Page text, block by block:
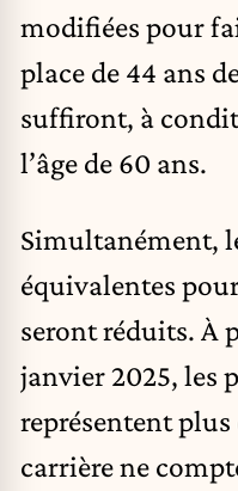
modifiées pour
place de 44 ans
suffiront, à
l’âge de 60 ans.
Simultanément,
équivalentes
seront réduits. À
janvier 2025, les
représentent
carrière ne